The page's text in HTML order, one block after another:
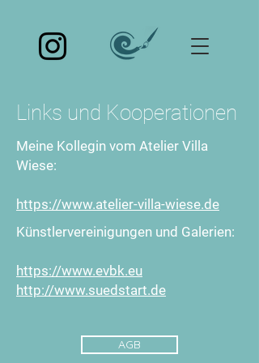
Links und Kooperationen
Meine Kollegin vom Atelier Villa
Wiese:
https://www.atelier-villa-wiese.de
Künstlervereinigungen und Galerien:
https://www.evbk.eu
http://www.suedstart.de
AGB